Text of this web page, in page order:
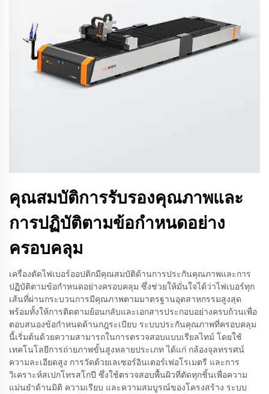
คุณสมบัติการรับรองคุณภาพและ
การปฏิบัติตามข้อกำหนดอย่าง
ครอบคลุม
เครื่องตัดไฟเบอร์ออปติกมีคุณสมบัติด้านการประกันคุณภาพและการ
ปฏิบัติตามข้อกำหนดอย่างครอบคลุม ซึ่งช่วยให้มั่นใจได้ว่าไฟเบอร์ทุก
เส้นที่ผ่านกระบวนการมีคุณภาพตามมาตรฐานอุตสาหกรรมสูงสุด
พร้อมทั้งให้การติดตามย้อนกลับและเอกสารประกอบอย่างครบถ้วนเพื่อ
ตอบสนองข้อกำหนดด้านกฎระเบียบ ระบบประกันคุณภาพที่ครอบคลุม
นี้เริ่มต้นด้วยความสามารถในการตรวจสอบแบบเรียลไทม์ โดยใช้
เทคโนโลยีการถ่ายภาพขั้นสูงหลายประเภท ได้แก่ กล้องจุลทรรศน์
ความละเอียดสูง การวัดด้วยเลเซอร์อินเตอร์เฟอโรเมตรี และการ
วิเคราะห์สเปกโทรสโกปี ซึ่งใช้ตรวจสอบพื้นผิวที่ตัดทุกชิ้นเพื่อความ
แม่นยำด้านมิติ ความเรียบ และความสมบูรณ์ของโครงสร้าง ระบบ